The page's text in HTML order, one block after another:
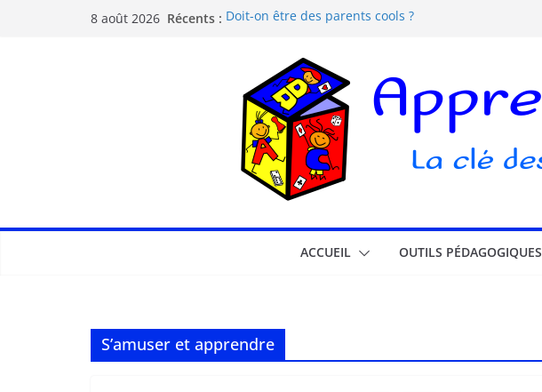
8 août 2026 Récents : Doit-on être des parents cools ?
La pédagogie Montessori est-elle ludique ?
Comprendre la courbe de l’oubli
ACCUEIL OUTILS PÉDAGOGIQUES
S’amuser et apprendre